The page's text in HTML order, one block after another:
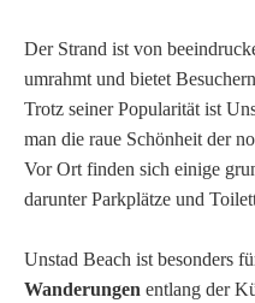
Der Strand ist von
umrahmt und bietet
Trotz seiner Popularität ist
man die raue Schönheit der
Vor Ort finden sich einige
darunter Parkplätze und
Unstad Beach ist besonders
Wanderungen entlang der